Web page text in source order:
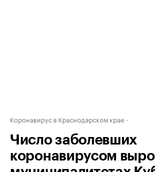
Коронавирус в Краснодарском крае
Число заболевших
коронавирусом